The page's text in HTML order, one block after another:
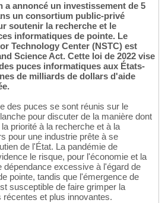
annoncé un investissement de 5
un consortium public-privé
soutenir la recherche et le
informatiques de pointe. Le
Technology Center (NSTC) est
Science Act. Cette loi de 2022 vise
puces informatiques aux États-
de milliards de dollars d'aide
des puces se sont réunis sur le
pour discuter de la manière dont
priorité à la recherche et à la
pour une industrie prête à se
de l'État. La pandémie de
le risque, pour l'économie et la
dépendance excessive à l'égard de
pointe, tandis que l'émergence de
susceptible de faire grimper la
et plus innovantes.